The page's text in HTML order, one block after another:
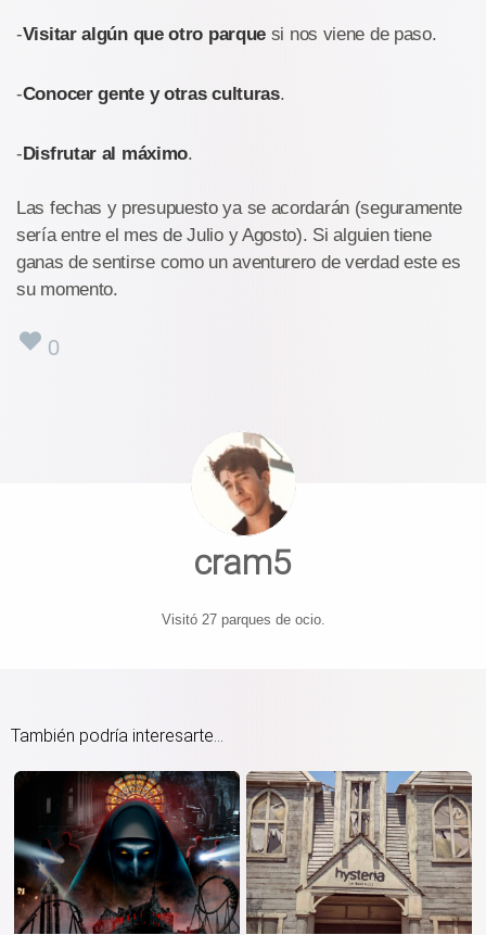
-Visitar algún que otro parque si nos viene de paso.
-Conocer gente y otras culturas.
- Disfrutar al máximo.
Las fechas y presupuesto ya se acordarán (seguramente
sería entre el mes de Julio y Agosto). Si alguien tiene
ganas de sentirse como un aventurero de verdad este es
su momento.
0
cram5
Visitó 27 parques de ocio.
También podría interesarte...